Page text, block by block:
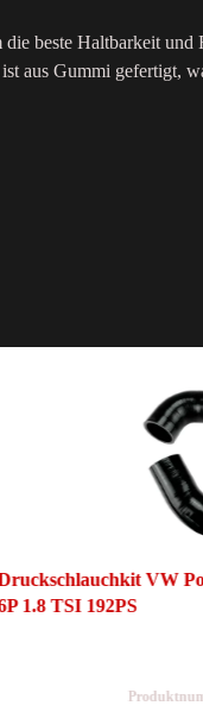
beste Haltbarkeit
aus Gummi gefertigt,
VW
1.8 TSI 192PS